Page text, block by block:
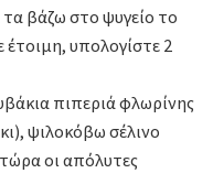
τα βάζω στο ψυγείο το
υπολογίστε 2
πιπεριά φλωρίνης
ψιλοκόβω σέλινο
οι απόλυτες